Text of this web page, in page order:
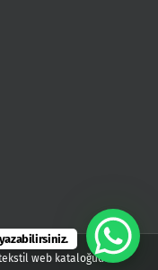
web kataloğudur.